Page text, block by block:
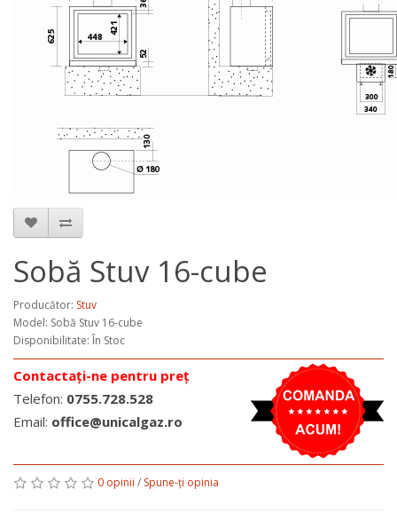
Sobă Stuv 16-cube
Producător: Stuv
Model: Sobă Stuv 16-cube
Disponibilitate: În Stoc
Contactați-ne pentru preț
Telefon: 0755.728.528
Email: office@unicalgaz.ro
0 opinii / Spune-ţi opinia